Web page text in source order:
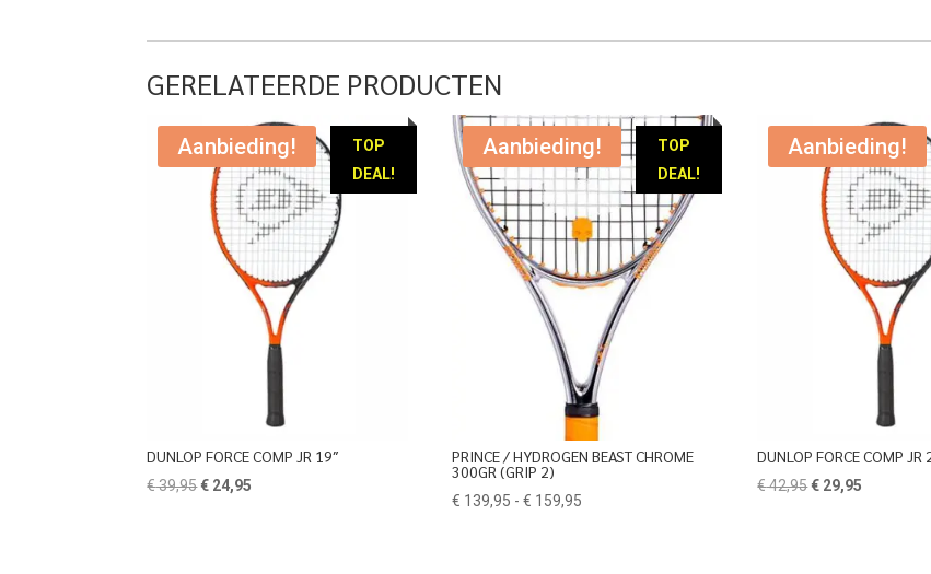
GERELATEERDE PRODUCTEN
TOP
DEAL!
Aanbieding!
DUNLOP FORCE COMP JR 19″
€39,95Oorspronkelijke
€ 24,95
TOP
DEAL!
Aanbieding!
PRINCE / HYDROGEN BEAST CHROME
300GR (GRIP 2)
€ 139,95 - € 159,95
Aanbieding!
DUNLOP FORCE COMP JR
€42,95Oorspronkelijke
€ 29,95